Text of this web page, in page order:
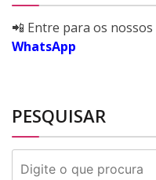
📲 Entre para os nossos
WhatsApp
PESQUISAR
PESQUISAR